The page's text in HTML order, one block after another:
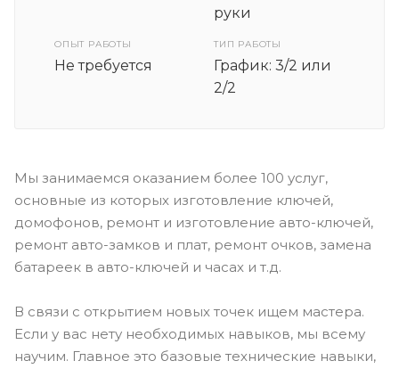
руки
ОПЫТ РАБОТЫ
Не требуется
ТИП РАБОТЫ
График: 3/2 или
2/2
Мы занимаемся оказанием более 100 услуг,
основные из которых изготовление ключей,
домофонов, ремонт и изготовление авто-ключей,
ремонт авто-замков и плат, ремонт очков, замена
батареек в авто-ключей и часах и т.д.
В связи с открытием новых точек ищем мастера.
Если у вас нету необходимых навыков, мы всему
научим. Главное это базовые технические навыки,